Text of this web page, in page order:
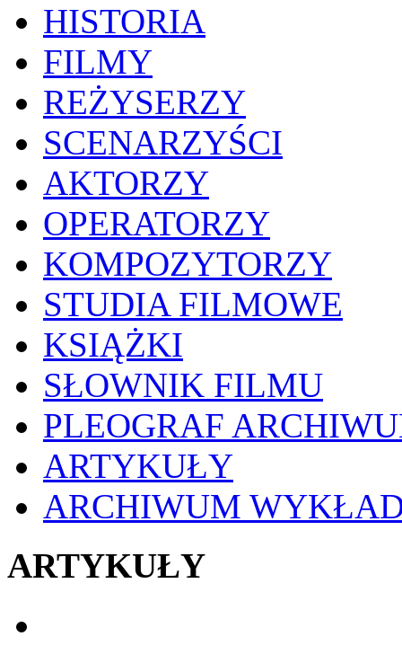
HISTORIA
FILMY
REŻYSERZY
SCENARZYŚCI
AKTORZY
OPERATORZY
KOMPOZYTORZY
STUDIA FILMOWE
KSIĄŻKI
SŁOWNIK FILMU
PLEOGRAF
ARTYKUŁY
ARCHIWUM
ARTYKUŁY